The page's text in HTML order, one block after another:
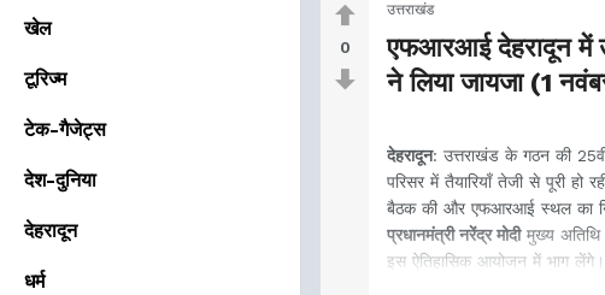
0
उत्तराखंड
एफआरआई देहरादून में
ने लिया जायजा (1
देहरादून: उत्तराखंड के गठन की
परिसर में तैयारियाँ तेजी से पूरी हो
बैठक की और एफआरआई स्थल का
प्रधानमंत्री नरेंद्र मोदीमुख्य अतिथि
इस ऐतिहासिक आयोजन में भाग लेंगे।
खेल
टूरिज्म
टेक-गैजेट्स
देश-दुनिया
देहरादून
धर्म